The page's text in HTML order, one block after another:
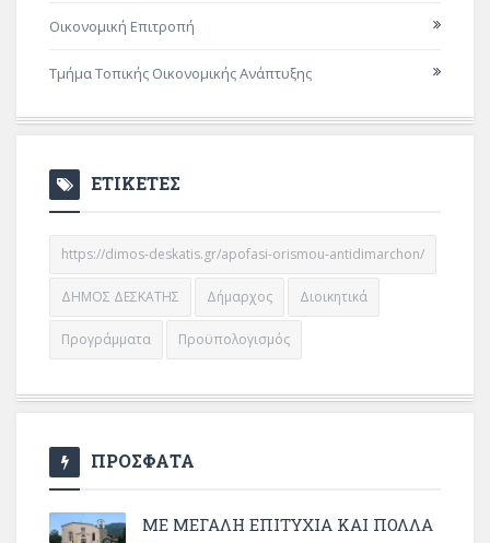
Οικονομική Επιτροπή
Τμήμα Τοπικής Οικονομικής Ανάπτυξης
ΕΤΙΚΕΤΕΣ
https://dimos-deskatis.gr/apofasi-orismou-antidimarchon/
ΔΗΜΟΣ ΔΕΣΚΑΤΗΣ Δήμαρχος Διοικητικά
Προγράμματα Προϋπολογισμός
ΠΡΟΣΦΑΤΑ
ΜΕ ΜΕΓΆΛΗ ΕΠΙΤΥΧΊΑ ΚΑΙ ΠΟΛΛΆ